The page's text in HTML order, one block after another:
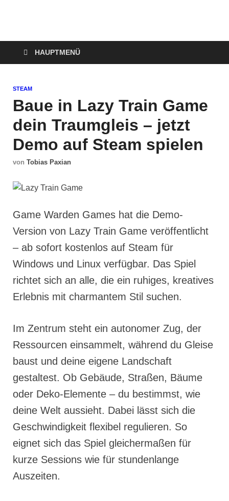
Technoloki: Gaming
und Entertainment
News
Blockbuster, Indie-Perlen und Retro-Klassiker.
HAUPTMENÜ
STEAM
Baue in Lazy Train Game
dein Traumgleis – jetzt
Demo auf Steam spielen
von Tobias Paxian
Game Warden Games hat die Demo-
Version von Lazy Train Game veröffentlicht
– ab sofort kostenlos auf Steam für
Windows und Linux verfügbar. Das Spiel
richtet sich an alle, die ein ruhiges, kreatives
Erlebnis mit charmantem Stil suchen.
Im Zentrum steht ein autonomer Zug, der
Ressourcen einsammelt, während du Gleise
baust und deine eigene Landschaft
gestaltest. Ob Gebäude, Straßen, Bäume
oder Deko-Elemente – du bestimmst, wie
deine Welt aussieht. Dabei lässt sich die
Geschwindigkeit flexibel regulieren. So
eignet sich das Spiel gleichermaßen für
kurze Sessions wie für stundenlange
Auszeiten.